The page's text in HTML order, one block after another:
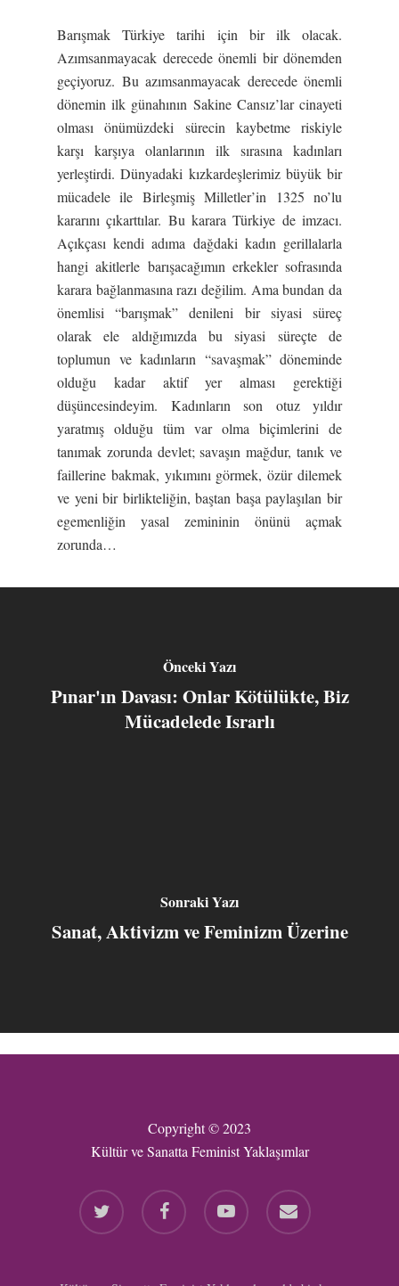
Barışmak Türkiye tarihi için bir ilk olacak.
Azımsanmayacak derecede önemli bir dönemden
geçiyoruz. Bu azımsanmayacak derecede önemli
dönemin ilk günahının Sakine Cansız’lar cinayeti
olması önümüzdeki sürecin kaybetme riskiyle
karşı karşıya olanlarının ilk sırasına kadınları
yerleştirdi. Dünyadaki kızkardeşlerimiz büyük bir
mücadele ile Birleşmiş Milletler’in 1325 no’lu
kararını çıkarttılar. Bu karara Türkiye de imzacı.
Açıkçası kendi adıma dağdaki kadın gerillalarla
hangi akitlerle barışacağımın erkekler sofrasında
karara bağlanmasına razı değilim. Ama bundan da
önemlisi “barışmak” denileni bir siyasi süreç
olarak ele aldığımızda bu siyasi süreçte de
toplumun ve kadınların “savaşmak” döneminde
olduğu kadar aktif yer alması gerektiği
düşüncesindeyim. Kadınların son otuz yıldır
yaratmış olduğu tüm var olma biçimlerini de
tanımak zorunda devlet; savaşın mağdur, tanık ve
faillerine bakmak, yıkımını görmek, özür dilemek
ve yeni bir birlikteliğin, baştan başa paylaşılan bir
egemenliğin yasal zemininin önünü açmak
zorunda…
Önceki Yazı
Pınar'ın Davası: Onlar Kötülükte, Biz
Mücadelede Israrlı
Sonraki Yazı
Sanat, Aktivizm ve Feminizm Üzerine
Copyright © 2023
Kültür ve Sanatta Feminist Yaklaşımlar
twitter facebook youtube email